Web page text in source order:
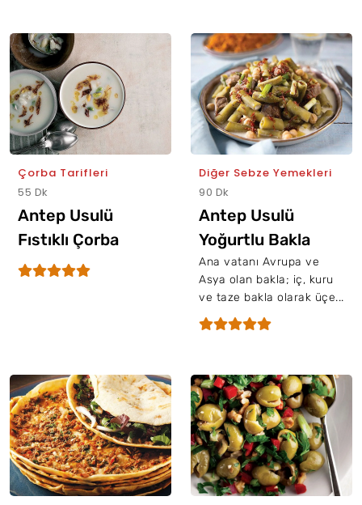
Çorba Tarifleri
55 Dk
Antep Usulü
Fıstıklı Çorba
Diğer Sebze Yemekleri
90 Dk
Antep Usulü
Yoğurtlu Bakla
Ana vatanı Avrupa ve
Asya olan bakla; iç, kuru
ve taze bakla olarak üçe...